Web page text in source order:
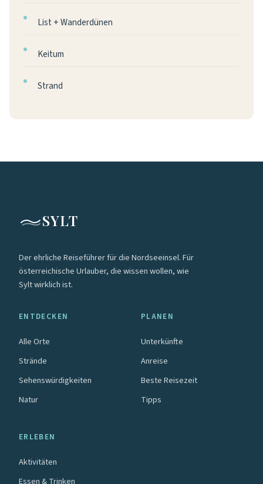
List + Wanderdünen
Keitum
Strand
SYLT
Der ehrliche Reiseführer für die Nordseeinsel. Für
österreichische Urlauber, die wissen wollen, wie
Sylt wirklich ist.
ENTDECKEN
Alle Orte
Strände
Sehenswürdigkeiten
Natur
PLANEN
Unterkünfte
Anreise
Beste Reisezeit
Tipps
ERLEBEN
Aktivitäten
Essen & Trinken